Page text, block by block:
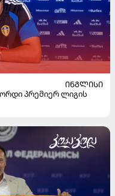
ᲘᲜᲒᲚᲘᲡᲘ
პრემიერ ლიგის